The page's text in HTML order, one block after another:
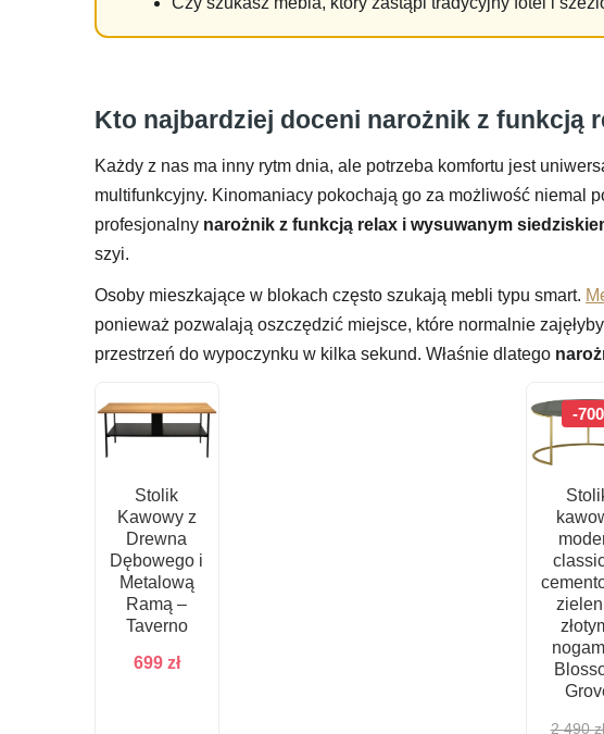
Kto najbardziej doceni narożnik z funkcją
Każdy z nas ma inny rytm dnia, ale potrzeba komfortu jest
multifunkcyjny. Kinomaniacy pokochają go za możliwość niemal
profesjonalny narożnik z funkcją relax i wysuwanym
szyi.
Osoby mieszkające w blokach często szukają mebli typu smart.
ponieważ pozwalają oszczędzić miejsce, które normalnie
przestrzeń do wypoczynku w kilka sekund. Właśnie dlatego
Stolik
Kawowy z
Drewna
Dębowego i
Metalową
Ramą –
Taverno
699 zł
-
2 490zł